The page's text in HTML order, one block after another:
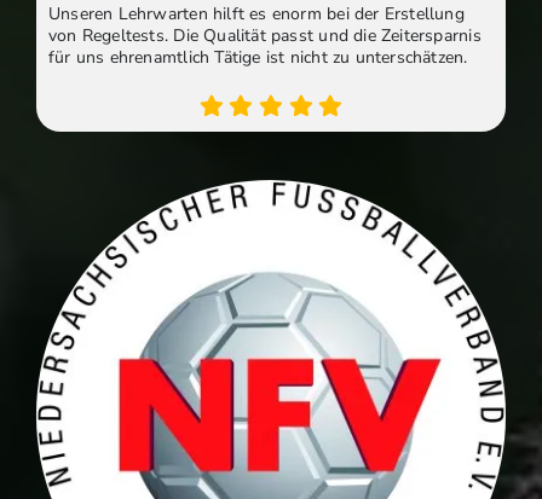
Unseren Lehrwarten hilft es enorm bei der Erstellung
von Regeltests. Die Qualität passt und die Zeitersparnis
für uns ehrenamtlich Tätige ist nicht zu unterschätzen.